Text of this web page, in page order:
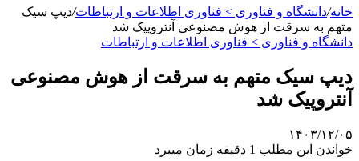
خانه/دانشگاه و فناوری > فناوری اطلاعات و ارتباطات/دیپ سیک
متهم به سرقت از هوش مصنوعی آنتروپیک شد
دانشگاه و فناوری > فناوری اطلاعات و ارتباطات
دیپ سیک متهم به سرقت از هوش مصنوعی
آنتروپیک شد
۱۴۰۳/۱۲/۰۵
خواندن این مطلب 1 دقیقه زمان میبرد